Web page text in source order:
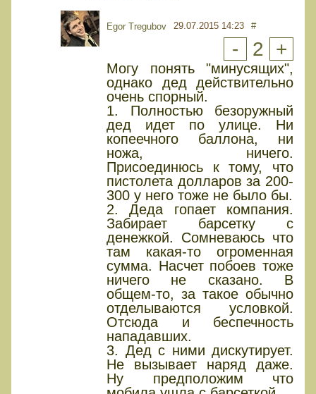
Egor Tregubov 29.07.2015 14:23 #
- 2 +
Могу понять "минусящих",
однако дед действительно
очень спорный.
1. Полностью безоружный
дед идет по улице. Ни
копеечного баллона, ни
ножа, ничего.
Присоединюсь к тому, что
пистолета долларов за 200-
300 у него тоже не было бы.
2. Деда гопает компания.
Забирает барсетку с
денежкой. Сомневаюсь что
там какая-то огроменная
сумма. Насчет побоев тоже
ничего не сказано. В
общем-то, за такое обычно
отделываются условкой.
Отсюда и беспечность
нападавших.
3. Дед с ними дискутирует.
Не вызывает наряд даже.
Ну предположим что